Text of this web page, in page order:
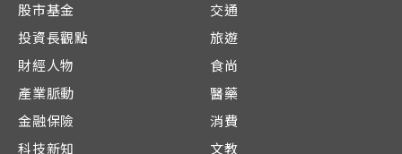
股市基金
投資長觀點
財經人物
產業脈動
金融保險
科技新知
交通
旅遊
食尚
醫藥
消費
文教